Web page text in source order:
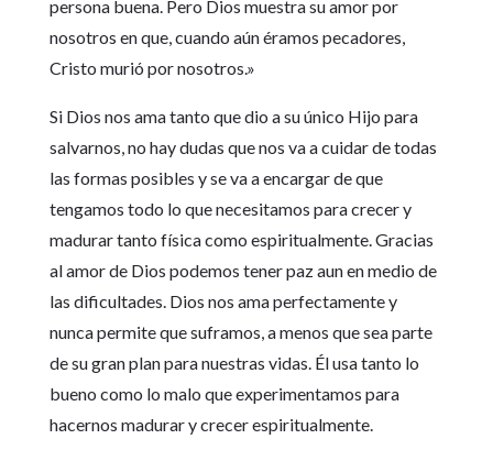
persona buena. Pero Dios muestra su amor por
nosotros en que, cuando aún éramos pecadores,
Cristo murió por nosotros.»
Si Dios nos ama tanto que dio a su único Hijo para
salvarnos, no hay dudas que nos va a cuidar de todas
las formas posibles y se va a encargar de que
tengamos todo lo que necesitamos para crecer y
madurar tanto física como espiritualmente. Gracias
al amor de Dios podemos tener paz aun en medio de
las dificultades. Dios nos ama perfectamente y
nunca permite que suframos, a menos que sea parte
de su gran plan para nuestras vidas. Él usa tanto lo
bueno como lo malo que experimentamos para
hacernos madurar y crecer espiritualmente.